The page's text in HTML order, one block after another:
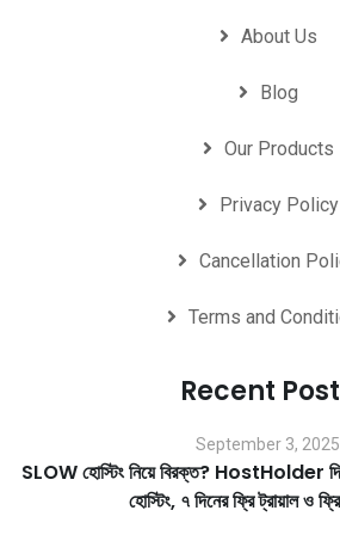
About Us
Blog
Our Products
Privacy Policy
Cancellation
Terms and
Recent
September 3, 2025
SLOW হোস্টিং নিয়ে বিরক্ত? HostHolder
হোস্টিং, ৭ দিনের ফ্রি ট্রায়াল ও